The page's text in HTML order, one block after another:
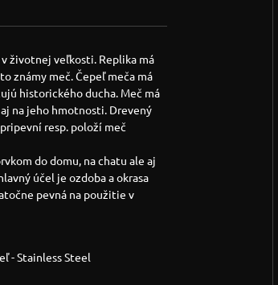
v životnej veľkosti. Replika má
známy meč. Čepeľ meča má
historického ducha. Meč má
na jeho hmotnosti. Drevený
resp. položí meč
do domu, na chatu ale aj
účel je ozdoba a okrasa
pevná na použitie v
- Stainless Steel